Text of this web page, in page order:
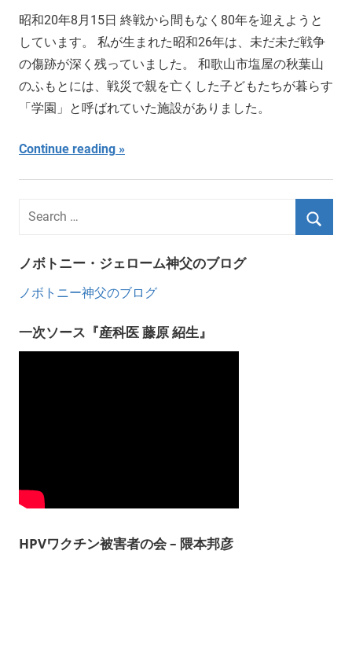
昭和20年8月15日 終戦から間もなく80年を迎えようと
しています。 私が生まれた昭和26年は、未だ未だ戦争
の傷跡が深く残っていました。 和歌山市塩屋の秋葉山
のふもとには、戦災で親を亡くした子どもたちが暮らす
「学園」と呼ばれていた施設がありました。
Continue reading
ノボトニー・ジェローム神父のブログ
ノボトニー神父のブログ
一次ソース『産科医 藤原 紹生』
HPVワクチン被害者の会 – 隈本邦彦